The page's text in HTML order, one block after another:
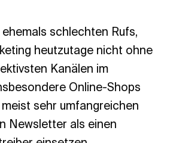
schlechten Rufs,
heutzutage nicht ohne
Kanälen im
Online-Shops
sehr umfangreichen
Newsletter als einen